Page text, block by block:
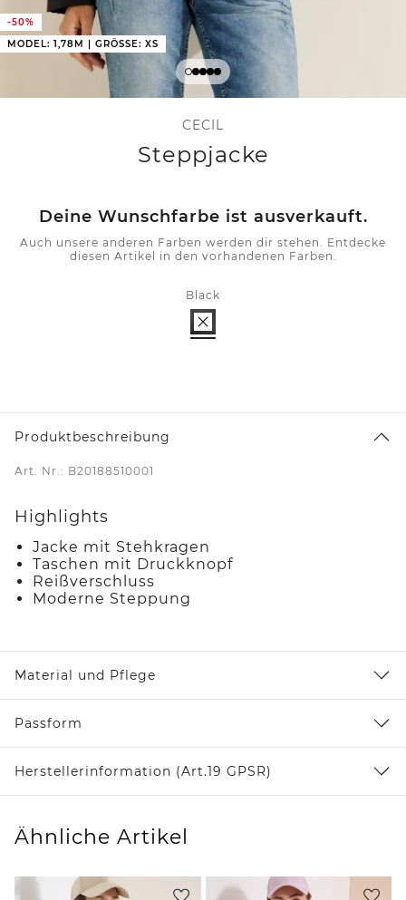
-50%
MODEL: 1,78M | GRÖSSE: XS
CECIL
Steppjacke
Deine Wunschfarbe ist ausverkauft.
Auch unsere anderen Farben werden dir stehen. Entdecke
diesen Artikel in den vorhandenen Farben.
Black
Produktbeschreibung
Art. Nr.: B20188510001
Highlights
Jacke mit Stehkragen
Taschen mit Druckknopf
Reißverschluss
Moderne Steppung
Material und Pflege
Passform
Herstellerinformation (Art.19 GPSR)
Ähnliche Artikel